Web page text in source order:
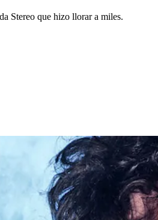
Stereo que hizo llorar a miles.